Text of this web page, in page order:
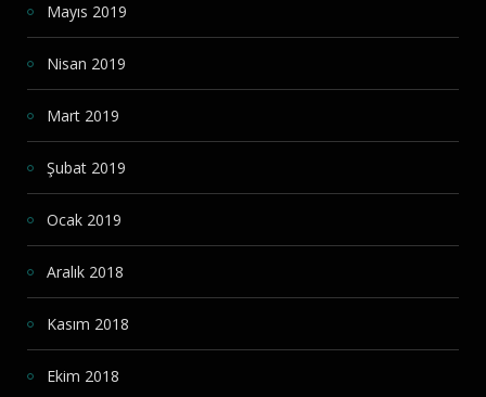
Mayıs 2019
Nisan 2019
Mart 2019
Şubat 2019
Ocak 2019
Aralık 2018
Kasım 2018
Ekim 2018